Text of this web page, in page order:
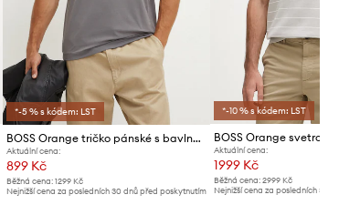
*-5 % s kódem: LST
BOSS Orange tričko pánské s bavlnou TChup
Aktuální cena:
899 Kč
Běžná cena:1299 Kč
Nejnižší cena za posledních 30 dnů před poskytnutím
*-10 % s kódem: LST
Aktuální cena:
1999 Kč
Běžná cena: 2999 Kč
Nejnižší cena za posledních 30 dnů